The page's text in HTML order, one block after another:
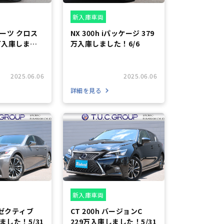
ツ クロス
庫しまし
2025.06.06
新入庫車両
NX 300h iパッケージ 379
万入庫しました！6/6
2025.06.06
詳細を見る
クティブ
した！5/31
新入庫車両
CT 200h バージョンC
229万入庫しました！5/31